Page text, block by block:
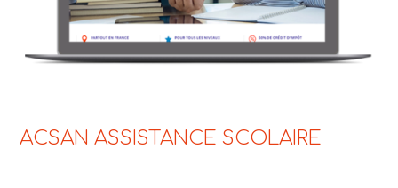
ACSAN ASSISTANCE SCOLAIRE